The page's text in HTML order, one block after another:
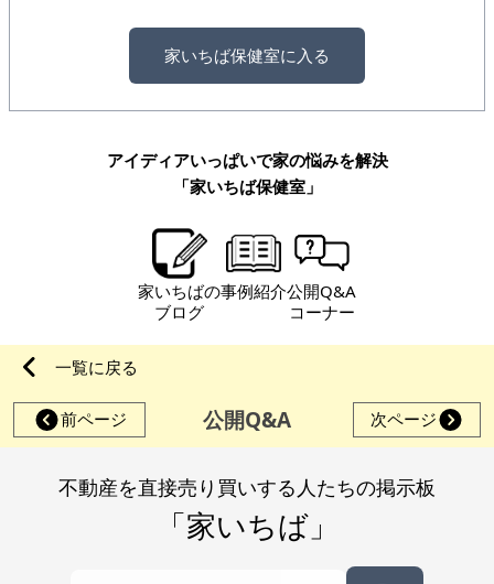
家いちば保健室に入る
アイディアいっぱいで家の悩みを解決
「家いちば保健室」
家いちばの
ブログ
事例紹介公開Q&A
コーナー
一覧に戻る
前ページ 公開Q&A 次ページ
不動産を直接売り買いする人たちの掲示板
「家いちば」